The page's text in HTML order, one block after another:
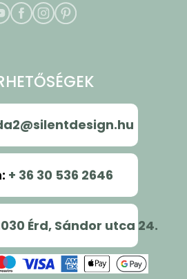
: + 36 30 536 2646
Érd, Sándor utca 24.